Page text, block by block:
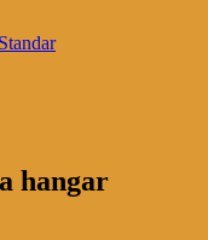
hangar